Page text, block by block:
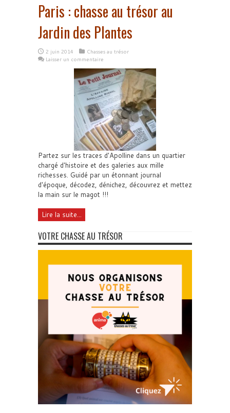
Paris : chasse au trésor au
Jardin des Plantes
2 juin 2014
Chasses au trésor
Laisser un commentaire
Partez sur les traces d'Apolline dans un quartier
chargé d'histoire et des galeries aux mille
richesses. Guidé par un étonnant journal
d'époque, décodez, dénichez, découvrez et mettez
la main sur le magot !!!
Lire la suite...
VOTRE CHASSE AU TRÉSOR